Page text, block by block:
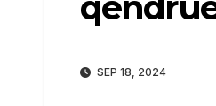
SEP 18, 2024